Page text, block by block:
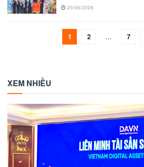
25/06/2026
1 2 … 7
XEM NHIỀU